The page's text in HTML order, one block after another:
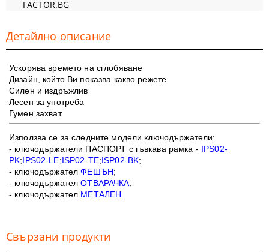
FACTOR.BG
Детайлно описание
Ускорява времето на сглобяване
Дизайн, който Ви показва какво режете
Силен и издръжлив
Лесен за употреба
Гумен захват
Използва се за следните модели ключодържатели:
- ключодържатели ПАСПОРТ с гъвкава рамка - IPS02-
PK;IPS02-LE;ISP02-TE;ISP02-BK;
- ключодържател ФЕШЪН;
- ключодържател ОТВАРАЧКА;
- ключодържател МЕТАЛЕН
Свързани продукти